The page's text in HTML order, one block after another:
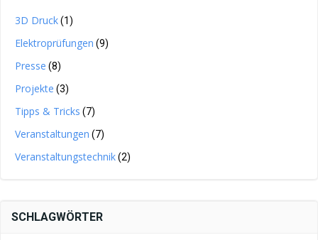
3D Druck(1)
Elektroprüfungen (9)
Presse (8)
Projekte (3)
Tipps & Tricks (7)
Veranstaltungen (7)
Veranstaltungstechnik(2)
SCHLAGWÖRTER